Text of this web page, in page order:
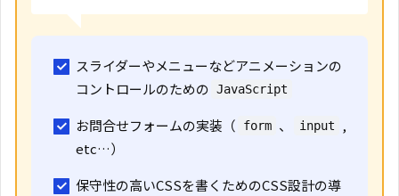
スライダーやメニューなどアニメーションの
コントロールのための JavaScript
お問合せフォームの実装（ form 、 input
,
etc…）
保守性の高いCSSを書くためのCSS設計の導